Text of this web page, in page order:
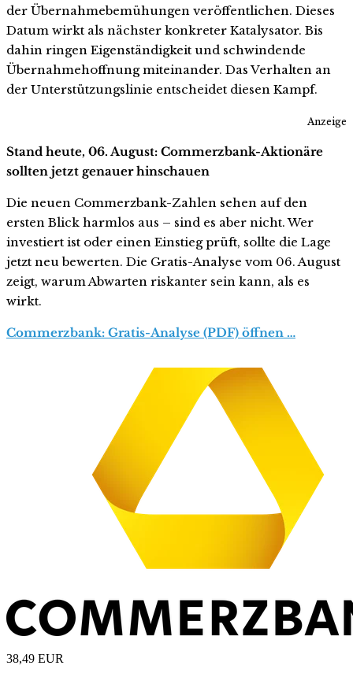
der Übernahmebemühungen veröffentlichen. Dieses
Datum wirkt als nächster konkreter Katalysator. Bis
dahin ringen Eigenständigkeit und schwindende
Übernahmehoffnung miteinander. Das Verhalten an
der Unterstützungslinie entscheidet diesen Kampf.
Anzeige
Stand heute, 06. August: Commerzbank-Aktionäre
sollten jetzt genauer hinschauen
Die neuen Commerzbank-Zahlen sehen auf den
ersten Blick harmlos aus – sind es aber nicht. Wer
investiert ist oder einen Einstieg prüft, sollte die Lage
jetzt neu bewerten. Die Gratis-Analyse vom 06. August
zeigt, warum Abwarten riskanter sein kann, als es
wirkt.
Commerzbank: Gratis-Analyse (PDF) öffnen …
38,49 EUR